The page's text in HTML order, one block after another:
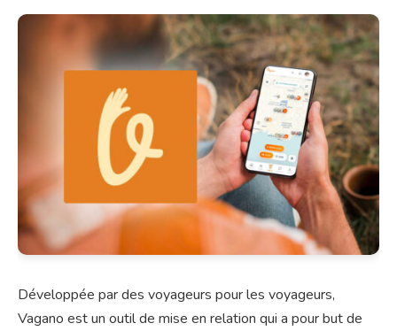
Développée par des voyageurs pour les voyageurs,
Vagano est un outil de mise en relation qui a pour but de